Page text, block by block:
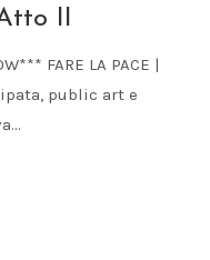
II
FARE LA PACE |
public art e